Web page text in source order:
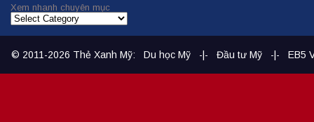
Xem nhanh chuyên mục
© 2011-2026 Thẻ Xanh Mỹ: Du học Mỹ -|- Đầu tư Mỹ -|- EB5